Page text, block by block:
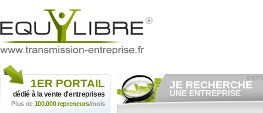
1ER PORTAIL
dédié à la vente d'entreprises
Plus de 100.000 repreneurs/mois
JE RECHERCHE
UNE ENTREPRISE
Consulter gratuitementles